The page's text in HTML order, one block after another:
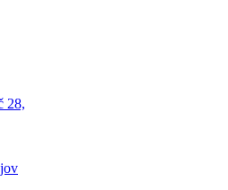
28,